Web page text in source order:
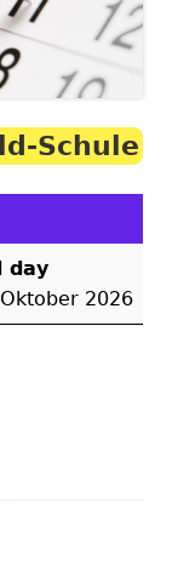
Schule
day
2026